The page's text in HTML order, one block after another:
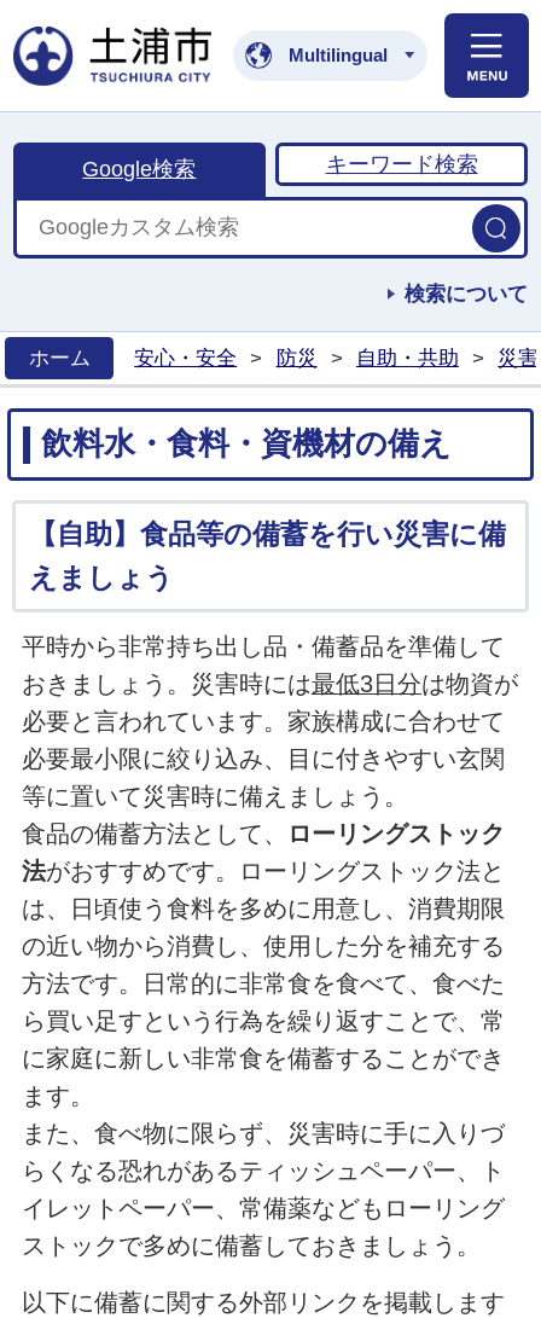
土浦市公式ホームペ
Multilingual
Google検索 キーワード検索
検索について
ホーム
安心・安全 > 防災 > 自助・共助 > 災
飲料水・食料・資機材の備え
【自助】食品等の備蓄を行い災害に備
えましょう
平時から非常持ち出し品・備蓄品を準備して
おきましょう。災害時には最低3日分は物資が
必要と言われています。家族構成に合わせて
必要最小限に絞り込み、目に付きやすい玄関
等に置いて災害時に備えましょう。
食品の備蓄方法として、
ローリングストック
法がおすすめです。ローリングストック法と
は、日頃使う食料を多めに用意し、消費期限
の近い物から消費し、使用した分を補充する
方法です。日常的に非常食を食べて、食べた
ら買い足すという行為を繰り返すことで、常
に家庭に新しい非常食を備蓄することができ
ます。
また、食べ物に限らず、災害時に手に入りづ
らくなる恐れがあるティッシュペーパー、ト
イレットペーパー、常備薬などもローリング
ストックで多めに備蓄しておきましょう。
以下に備蓄に関する外部リンクを掲載します